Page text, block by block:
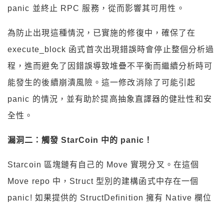
panic 並終止 RPC 服務，從而影響其可用性。
為防止出現這種情況，已實施的修復中，確保了在
execute_block 函式首次出現錯誤時會停止整個分析過
程，進而避免了因錯誤導致堆疊不平衡而繼續分析時可
能發生的後續崩潰風險。這一修改消除了可能引起
panic 的情況，並有助於提高抽象直譯器的健壯性和安
全性。
漏洞二：觸發 StarCoin 中的 panic！
Starcoin 區塊鏈有自己的 Move 實現分叉。在這個
Move repo 中，Struct 型別的建構函式中存在一個
panic! 如果提供的 StructDefinition 擁有 Native 欄位